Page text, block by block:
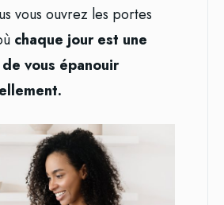
vous ouvrez les portes
chaque jour est une
vous épanouir